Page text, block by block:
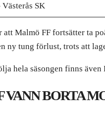
SK
att Malmö FF fortsätter ta
ny tung förlust, trots att
hela säsongen finns
BORTA